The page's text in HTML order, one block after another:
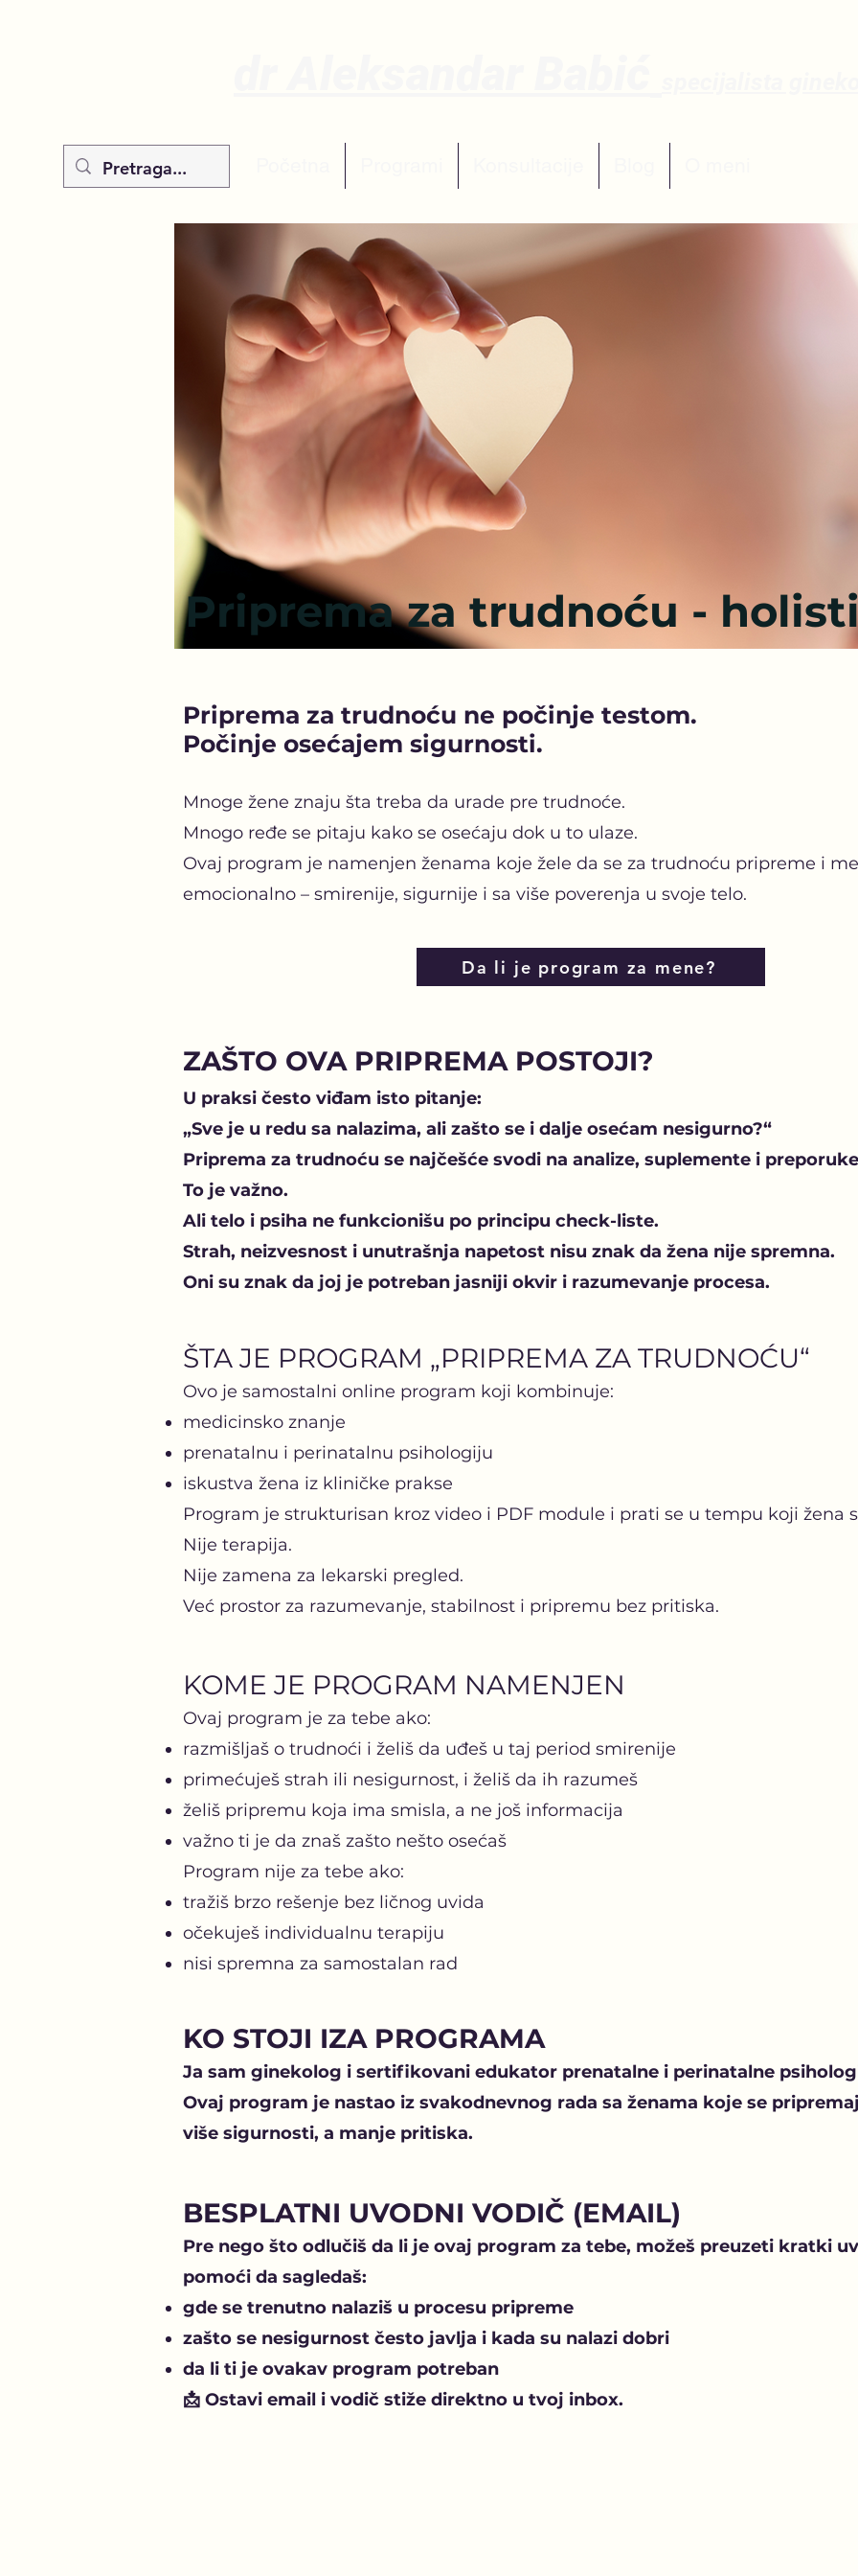
Priprema za trudnoću -
Priprema za trudnoću ne počinje testom.
Počinje osećajem sigurnosti.
Mnoge žene znaju šta treba da urade pre trudnoće.
Mnogo ređe se pitaju kako se osećaju dok u to ulaze.
Ovaj program je namenjen ženama koje žele da se za trudnoću pripreme i
emocionalno – smirenije, sigurnije i sa više poverenja u svoje telo.
Da li je program za mene?
ZAŠTO OVA PRIPREMA POSTOJI?
U praksi često viđam isto pitanje:
„Sve je u redu sa nalazima, ali zašto se i dalje osećam nesigurno?“
Priprema za trudnoću se najčešće svodi na analize, suplemente i
To je važno.
Ali telo i psiha ne funkcionišu po principu check-liste.
Strah, neizvesnost i unutrašnja napetost nisu znak da žena nije spremna.
Oni su znak da joj je potreban jasniji okvir i razumevanje procesa.
ŠTA JE PROGRAM „PRIPREMA ZA TRUDNOĆU“
Ovo je samostalni online program koji kombinuje:
medicinsko znanje
prenatalnu i perinatalnu psihologiju
iskustva žena iz kliničke prakse
Program je strukturisan kroz video i PDF module i prati se u tempu koji žena
Nije terapija.
Nije zamena za lekarski pregled.
Već prostor za razumevanje, stabilnost i pripremu bez pritiska.
KOME JE PROGRAM NAMENJEN
Ovaj program je za tebe ako:
razmišljaš o trudnoći i želiš da uđeš u taj period smirenije
primećuješ strah ili nesigurnost, i želiš da ih razumeš
želiš pripremu koja ima smisla, a ne još informacija
važno ti je da znaš zašto nešto osećaš
Program nije za tebe ako:
tražiš brzo rešenje bez ličnog uvida
očekuješ individualnu terapiju
nisi spremna za samostalan rad
KO STOJI IZA PROGRAMA
Ja sam ginekolog i sertifikovani edukator prenatalne i perinatalne
Ovaj program je nastao iz svakodnevnog rada sa ženama koje se
više sigurnosti, a manje pritiska.
BESPLATNI UVODNI VODIČ (EMAIL)
Pre nego što odlučiš da li je ovaj program za tebe, možeš preuzeti kratki
pomoći da sagledaš:
gde se trenutno nalaziš u procesu pripreme
zašto se nesigurnost često javlja i kada su nalazi dobri
da li ti je ovakav program potreban
📩 Ostavi email i vodič stiže direktno u tvoj inbox.